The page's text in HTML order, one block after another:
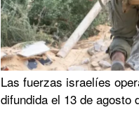
Las fuerzas israelíes
difundida el 13 de agosto